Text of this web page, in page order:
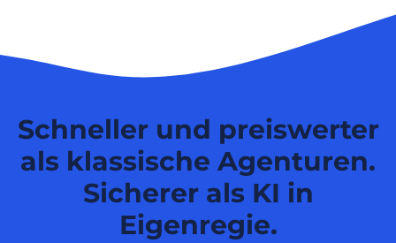
Schneller und preiswerter
als klassische Agenturen.
Sicherer als KI in
Eigenregie.